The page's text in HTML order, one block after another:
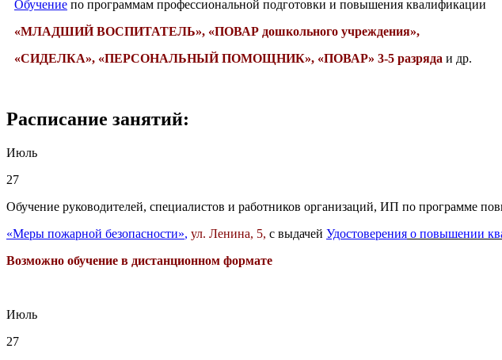
Обучение по программам профессиональной подготовки и повышения квалификации
«МЛАДШИЙ ВОСПИТАТЕЛЬ», «ПОВАР дошкольного учреждения»,
«СИДЕЛКА», «ПЕРСОНАЛЬНЫЙ ПОМОЩНИК», «ПОВАР» 3-5 разряда и др.
Раcписание занятий:
Июль
27
Обучение руководителей, специалистов и работников организаций, ИП по программе
«Меры пожарной безопасности», ул. Ленина, 5, с выдачей Удостоверения о повышении
Возможно обучение в дистанционном формате
Июль
27